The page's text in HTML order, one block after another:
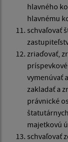
hlavného
hlavnému
schvaľovať
zriaďovať,
vymenúvať
zakladať a
právnické
majetkovú
schvaľovať